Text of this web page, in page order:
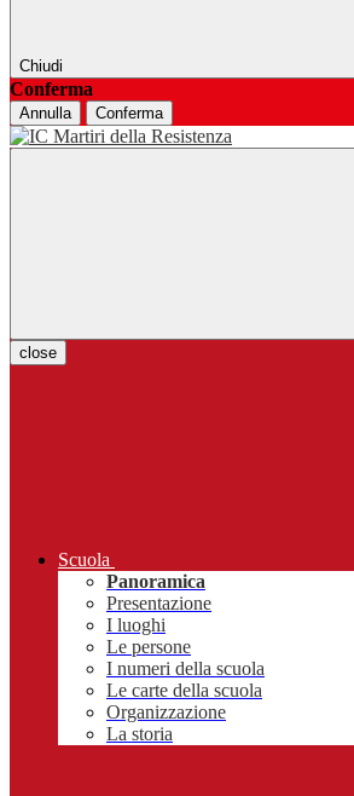
Chiudi
Conferma
Annulla Conferma
close
Scuola
Panoramica
Presentazione
I luoghi
Le persone
I numeri della scuola
Le carte della scuola
Organizzazione
La storia